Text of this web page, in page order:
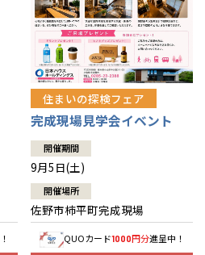
住まいの探検フェア
完成現場見学会イベント
開催期間
9月5日(土)
開催場所
佐野市柿平町完成現場
QUOカード1000円分進呈中！